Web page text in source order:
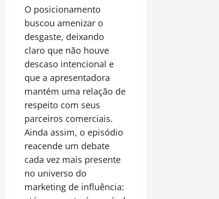
O posicionamento
buscou amenizar o
desgaste, deixando
claro que não houve
descaso intencional e
que a apresentadora
mantém uma relação de
respeito com seus
parceiros comerciais.
Ainda assim, o episódio
reacende um debate
cada vez mais presente
no universo do
marketing de influência: